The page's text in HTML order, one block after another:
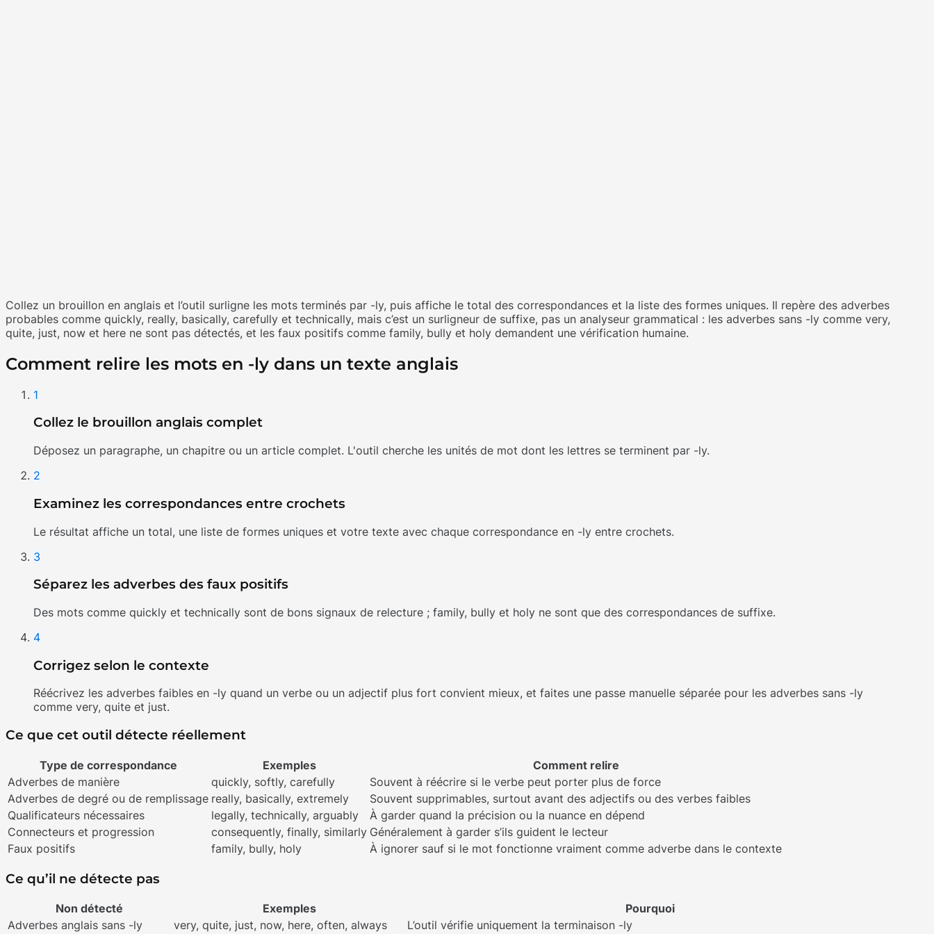
Collez un brouillon en anglais et l’outil surligne les mots terminés par -ly, puis affiche le total des correspondances et la liste des formes uniques. Il repère des adverbes
probables comme quickly, really, basically, carefully et technically, mais c’est un surligneur de suffixe, pas un analyseur grammatical : les adverbes sans -ly comme very,
quite, just, now et here ne sont pas détectés, et les faux positifs comme family, bully et holy demandent une vérification humaine.
Comment relire les mots en -ly dans un texte anglais
1
Collez le brouillon anglais complet
Déposez un paragraphe, un chapitre ou un article complet. L'outil cherche les unités de mot dont les lettres se terminent par -ly.
2
Examinez les correspondances entre crochets
Le résultat affiche un total, une liste de formes uniques et votre texte avec chaque correspondance en -ly entre crochets.
3
Séparez les adverbes des faux positifs
Des mots comme quickly et technically sont de bons signaux de relecture ; family, bully et holy ne sont que des correspondances de suffixe.
4
Corrigez selon le contexte
Réécrivez les adverbes faibles en -ly quand un verbe ou un adjectif plus fort convient mieux, et faites une passe manuelle séparée pour les adverbes sans -ly
comme very, quite et just.
Ce que cet outil détecte réellement
Type de correspondance Exemples
Comment relire
Adverbes de manière
quickly, softly, carefully
Souvent à réécrire si le verbe peut porter plus de force
Adverbes de degré ou de remplissage really, basically, extremely
Souvent supprimables, surtout avant des adjectifs ou des verbes faibles
Qualificateurs nécessaires
legally, technically, arguably
À garder quand la précision ou la nuance en dépend
Connecteurs et progression
consequently, finally, similarly Généralement à garder s’ils guident le lecteur
Faux positifs
family, bully, holy À ignorer sauf si le mot fonctionne vraiment comme adverbe dans le contexte
Ce qu’il ne détecte pas
Non détecté Exemples
Pourquoi
Adverbes anglais sans -ly
very, quite, just, now, here, often, always L’outil vérifie uniquement la terminaison -ly